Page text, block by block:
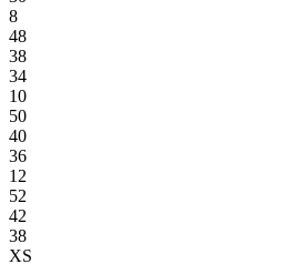
8
48
38
34
10
50
40
36
12
52
42
38
XS